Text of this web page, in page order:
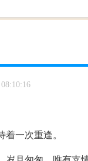
一次重逢。